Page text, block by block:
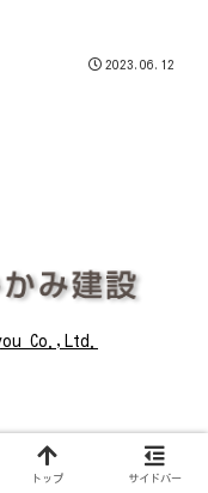
2023.06.12
Co.,Ltd.
トップ サイドバー